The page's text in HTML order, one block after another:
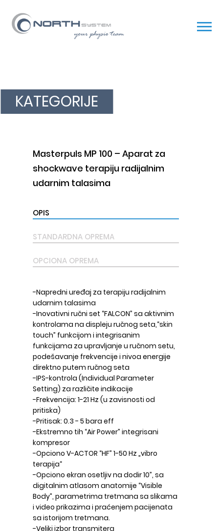
content
KATEGORIJE
Masterpuls MP 100 – Aparat za
shockwave terapiju radijalnim
udarnim talasima
OPIS
STANDARDNA OPREMA
OPCIONA OPREMA
-Napredni uređaj za terapiju radijalnim
udarnim talasima
-Inovativni ručni set “FALCON” sa aktivnim
kontrolama na displeju ručnog seta,“skin
touch” funkcijom i integrisanim
funkcijama za upravljanje u ručnom setu,
podešavanje frekvencije i nivoa energije
direktno putem ručnog seta
-IPS-kontrola (Individual Parameter
Setting) za različite indikacije
-Frekvencija: 1-21 Hz (u zavisnosti od
pritiska)
-Pritisak: 0.3 - 5 bara eff
-Ekstremno tih “Air Power” integrisani
kompresor
-Opciono V-ACTOR “HF” 1-50 Hz „vibro
terapija“
-Opciono ekran osetljiv na dodir 10”, sa
digitalnim atlasom anatomije “Visible
Body”, parametrima tretmana sa slikama
i video prikazima i praćenjem pacijenata
sa istorijom tretmana.
-Veliki izbor transmitera